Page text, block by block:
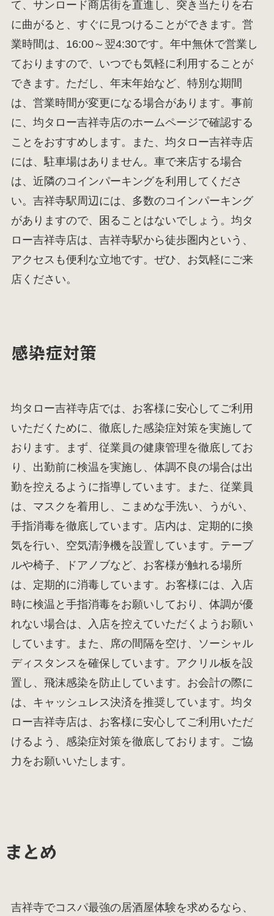
て、サンロード商店街を直進し、突き当たりを右
に曲がると、すぐに見つけることができます。営
業時間は、16:00～翌4:30です。年中無休で営業し
ておりますので、いつでも気軽に利用することが
できます。ただし、年末年始など、特別な期間
は、営業時間が変更になる場合があります。事前
に、均タロー吉祥寺店のホームページで確認する
ことをおすすめします。また、均タロー吉祥寺店
には、駐車場はありません。車で来店する場合
は、近隣のコインパーキングを利用してくださ
い。吉祥寺駅周辺には、多数のコインパーキング
がありますので、困ることはないでしょう。均タ
ロー吉祥寺店は、吉祥寺駅から徒歩圏内という、
アクセスも便利な立地です。ぜひ、お気軽にご来
店ください。
感染症対策
均タロー吉祥寺店では、お客様に安心してご利用
いただくために、徹底した感染症対策を実施して
おります。まず、従業員の健康管理を徹底してお
り、出勤前に検温を実施し、体調不良の場合は出
勤を控えるように指導しています。また、従業員
は、マスクを着用し、こまめな手洗い、うがい、
手指消毒を徹底しています。店内は、定期的に換
気を行い、空気清浄機を設置しています。テーブ
ルや椅子、ドアノブなど、お客様が触れる場所
は、定期的に消毒しています。お客様には、入店
時に検温と手指消毒をお願いしており、体調が優
れない場合は、入店を控えていただくようお願い
しています。また、席の間隔を空け、ソーシャル
ディスタンスを確保しています。アクリル板を設
置し、飛沫感染を防止しています。お会計の際に
は、キャッシュレス決済を推奨しています。均タ
ロー吉祥寺店は、お客様に安心してご利用いただ
けるよう、感染症対策を徹底しております。ご協
力をお願いいたします。
まとめ
吉祥寺でコスパ最強の居酒屋体験を求めるなら、